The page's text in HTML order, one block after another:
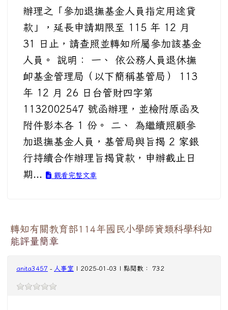
辦理之「參加退撫基金人員指定用途貸
款」，延長申請期限至 115 年 12 月
31 日止，請查照並轉知所屬參加該基金
人員。 說明： 一、 依公務人員退休撫
卹基金管理局（以下簡稱基管局） 113
年 12 月 26 日台管財四字第
1132002547 號函辦理，並檢附原函及
附件影本各 1 份。 二、 為繼續照顧參
加退撫基金人員，基管局與旨揭 2 家銀
行持續合作辦理旨揭貸款，申辦截止日
期...
觀看完整文章
轉知有關教育部114年國民小學師資類科學科知
能評量簡章
anita3457 - 人事室 | 2025-01-03 | 點閱數： 732